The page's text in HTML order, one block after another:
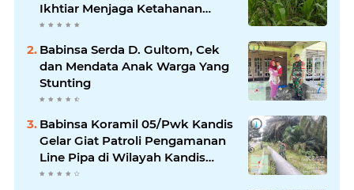
Ikhtiar Menjaga Ketahanan
Pangan
Babinsa Serda D. Gultom, Cek
dan Mendata Anak Warga Yang
Stunting
Babinsa Koramil 05/Pwk Kandis
Gelar Giat Patroli Pengamanan
Line Pipa di Wilayah Kandis
Kandis